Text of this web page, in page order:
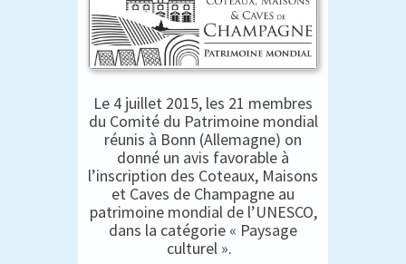
Le 4 juillet 2015, les 21 membres
du Comité du Patrimoine mondial
réunis à Bonn (Allemagne) on
donné un avis favorable à
l’inscription des Coteaux, Maisons
et Caves de Champagne au
patrimoine mondial de l’UNESCO,
dans la catégorie « Paysage
culturel ».